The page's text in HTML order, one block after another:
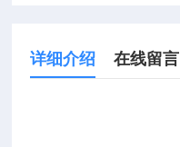
详细介绍 在线留言